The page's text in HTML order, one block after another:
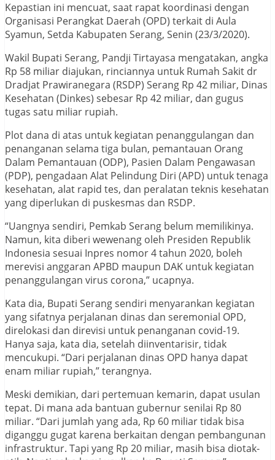
Kepastian ini mencuat, saat rapat koordinasi dengan
Organisasi Perangkat Daerah (OPD) terkait di Aula
Syamun, Setda Kabupaten Serang, Senin (23/3/2020).
Wakil Bupati Serang, Pandji Tirtayasa mengatakan, angka
Rp 58 miliar diajukan, rinciannya untuk Rumah Sakit dr
Dradjat Prawiranegara (RSDP) Serang Rp 42 miliar, Dinas
Kesehatan (Dinkes) sebesar Rp 42 miliar, dan gugus
tugas satu miliar rupiah.
Plot dana di atas untuk kegiatan penanggulangan dan
penanganan selama tiga bulan, pemantauan Orang
Dalam Pemantauan (ODP), Pasien Dalam Pengawasan
(PDP), pengadaan Alat Pelindung Diri (APD) untuk tenaga
kesehatan, alat rapid tes, dan peralatan teknis kesehatan
yang diperlukan di puskesmas dan RSDP.
“Uangnya sendiri, Pemkab Serang belum memilikinya.
Namun, kita diberi wewenang oleh Presiden Republik
Indonesia sesuai Inpres nomor 4 tahun 2020, boleh
merevisi anggaran APBD maupun DAK untuk kegiatan
penanggulangan virus corona,” ucapnya.
Kata dia, Bupati Serang sendiri menyarankan kegiatan
yang sifatnya perjalanan dinas dan seremonial OPD,
direlokasi dan direvisi untuk penanganan covid-19.
Hanya saja, kata dia, setelah diinventarisir, tidak
mencukupi. “Dari perjalanan dinas OPD hanya dapat
enam miliar rupiah,” terangnya.
Meski demikian, dari pertemuan kemarin, dapat usulan
tepat. Di mana ada bantuan gubernur senilai Rp 80
miliar. “Dari jumlah yang ada, Rp 60 miliar tidak bisa
diganggu gugat karena berkaitan dengan pembangunan
infrastruktur. Tapi yang Rp 20 miliar, masih bisa diotak-